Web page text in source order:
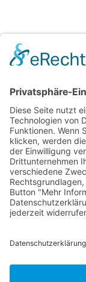
Wichtige
Erhalte
du sofort
meinen
begleiten.